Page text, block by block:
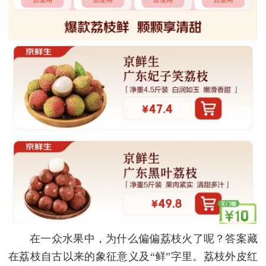
在一众水果中，为什么偏偏荔枝火了呢？答案藏
在荔枝自古以来的象征意义及“鲜”字里。荔枝外皮红